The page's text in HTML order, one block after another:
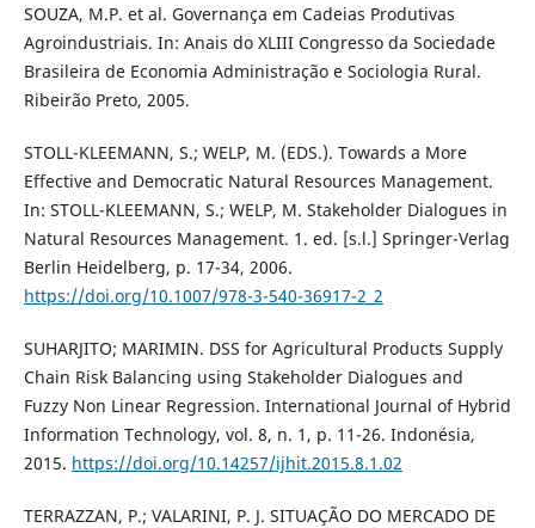
SOUZA, M.P. et al. Governança em Cadeias Produtivas
Agroindustriais. In: Anais do XLIII Congresso da Sociedade
Brasileira de Economia Administração e Sociologia Rural.
Ribeirão Preto, 2005.
STOLL-KLEEMANN, S.; WELP, M. (EDS.). Towards a More
Effective and Democratic Natural Resources Management.
In: STOLL-KLEEMANN, S.; WELP, M. Stakeholder Dialogues in
Natural Resources Management. 1. ed. [s.l.] Springer-Verlag
Berlin Heidelberg, p. 17-34, 2006.
https://doi.org/10.1007/978-3-540-36917-2_2
SUHARJITO; MARIMIN. DSS for Agricultural Products Supply
Chain Risk Balancing using Stakeholder Dialogues and
Fuzzy Non Linear Regression. International Journal of Hybrid
Information Technology, vol. 8, n. 1, p. 11-26. Indonésia,
2015. https://doi.org/10.14257/ijhit.2015.8.1.02
TERRAZZAN, P.; VALARINI, P. J. SITUAÇÃO DO MERCADO DE